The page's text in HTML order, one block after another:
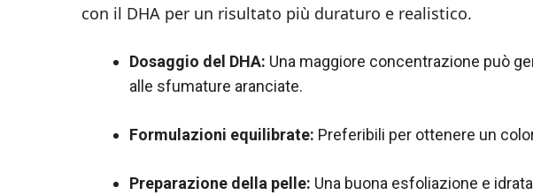
con il DHA per un risultato più duraturo e realistico.
Dosaggio del DHA: Una maggiore concentrazione può
alle sfumature aranciate.
Formulazioni equilibrate: Preferibili per ottenere un
Preparazione della pelle: Una buona esfoliazione e